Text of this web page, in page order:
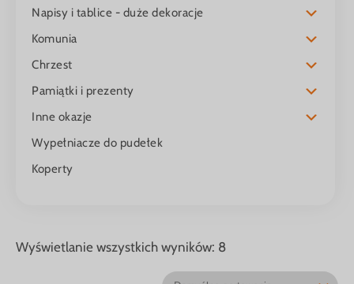
Napisy i tablice - duże dekoracje
Komunia
Chrzest
Pamiątki i prezenty
Inne okazje
Wypełniacze do pudełek
Koperty
Wyświetlanie wszystkich wyników: 8